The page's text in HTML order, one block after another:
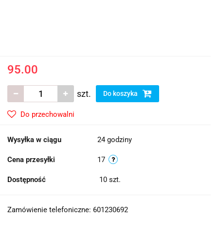
95.00
szt. Do koszyka
Do przechowalni
Wysyłka w ciągu 24 godziny
Cena przesyłki 17
Dostępność 10 szt.
Zamówienie telefoniczne: 601230692